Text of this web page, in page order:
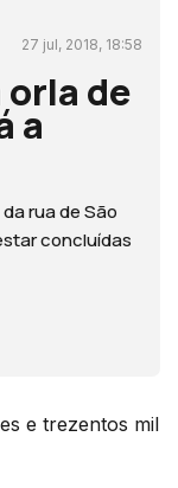
27 jul, 2018, 18:58
de
a
rua de São
concluídas
e trezentos mil